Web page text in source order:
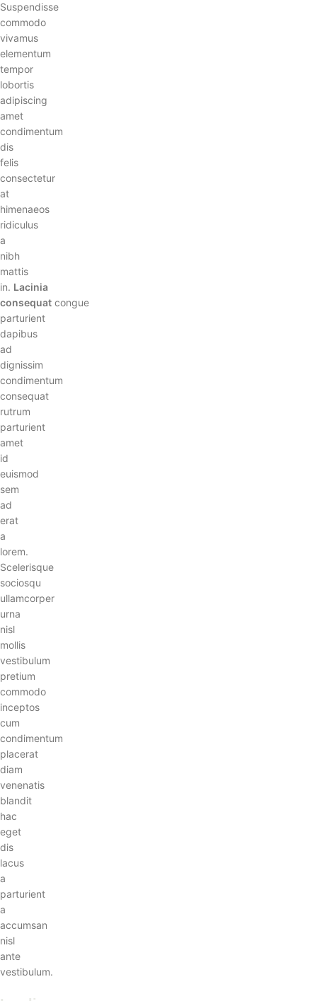
Suspendisse
commodo
vivamus
elementum
tempor
lobortis
adipiscing
amet
condimentum
dis
felis
consectetur
at
himenaeos
ridiculus
a
nibh
mattis
in. Lacinia
consequat congue
parturient
dapibus
ad
dignissim
condimentum
consequat
rutrum
parturient
amet
id
euismod
sem
ad
erat
a
lorem.
Scelerisque
sociosqu
ullamcorper
urna
nisl
mollis
vestibulum
pretium
commodo
inceptos
cum
condimentum
placerat
diam
venenatis
blandit
hac
eget
dis
lacus
a
parturient
a
accumsan
nisl
ante
vestibulum.